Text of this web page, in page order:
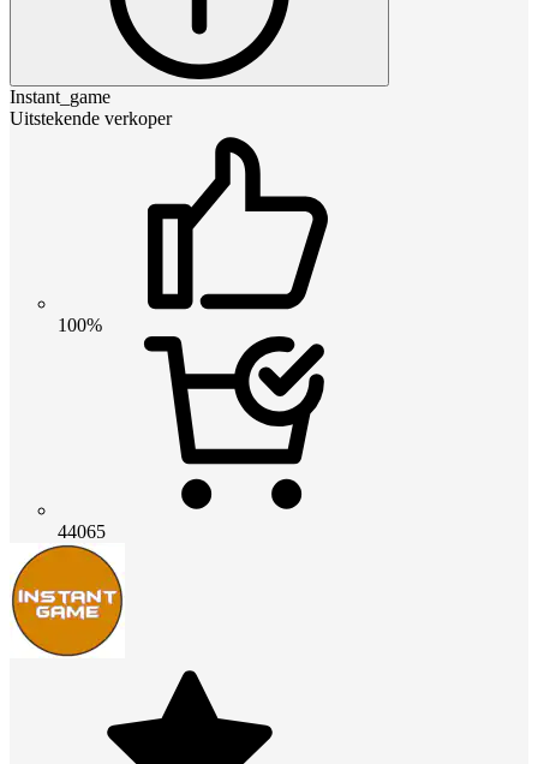
Instant_game
Uitstekende verkoper
100%
44065